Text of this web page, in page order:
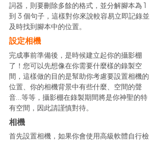
詞器，則要刪除多餘的格式，並分解腳本為 1
到 3 個句子，這樣對你來說較容易立即記錄並
及時找到腳本中的位置。
設定相機
完成事前準備後，是時候建立起你的攝影棚
了！您可以先想像在你需要什麼樣的錄製空
間，這樣做的目的是幫助你考慮要設置相機的
位置、你的相機背景中有些什麼、空間的聲
音…等等，攝影棚在錄製期間將是你神聖的特
有空間，因此請謹慎對待。
相機
首先設置相機，如果你會使用高級軟體自行檢